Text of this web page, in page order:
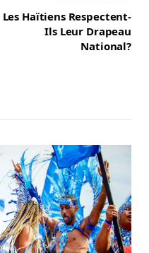
Les Haïtiens Respectent-
Ils Leur Drapeau
National?